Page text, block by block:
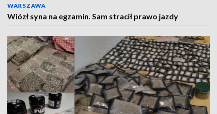
WARSZAWA
Wiózł syna na egzamin. Sam stracił prawo jazdy